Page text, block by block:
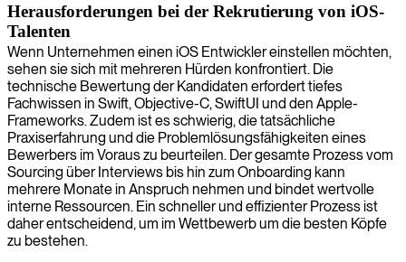
Herausforderungen bei der Rekrutierung von iOS-
Talenten
Wenn Unternehmen einen iOS Entwickler einstellen möchten,
sehen sie sich mit mehreren Hürden konfrontiert. Die
technische Bewertung der Kandidaten erfordert tiefes
Fachwissen in Swift, Objective-C, SwiftUI und den Apple-
Frameworks. Zudem ist es schwierig, die tatsächliche
Praxiserfahrung und die Problemlösungsfähigkeiten eines
Bewerbers im Voraus zu beurteilen. Der gesamte Prozess vom
Sourcing über Interviews bis hin zum Onboarding kann
mehrere Monate in Anspruch nehmen und bindet wertvolle
interne Ressourcen. Ein schneller und effizienter Prozess ist
daher entscheidend, um im Wettbewerb um die besten Köpfe
zu bestehen.